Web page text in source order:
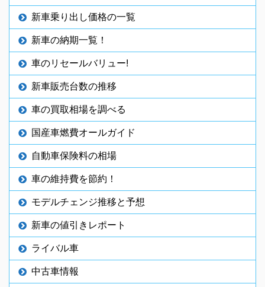
新車乗り出し価格の一覧
新車の納期一覧！
車のリセールバリュー!
新車販売台数の推移
車の買取相場を調べる
国産車燃費オールガイド
自動車保険料の相場
車の維持費を節約！
モデルチェンジ推移と予想
新車の値引きレポート
ライバル車
中古車情報